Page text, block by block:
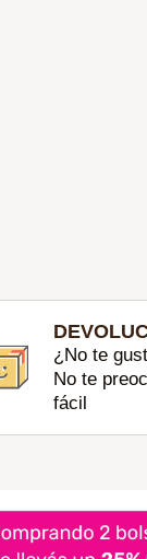
¿No te
No te
fácil